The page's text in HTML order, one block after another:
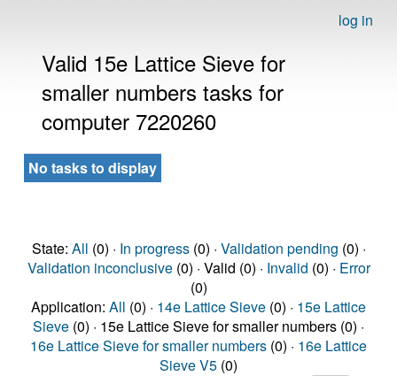
log in
Valid 15e Lattice Sieve for
smaller numbers tasks for
computer 7220260
No tasks to display
State: All (0) · In progress(0) · Validation pending (0) ·
Validation inconclusive(0) · Valid (0) · Invalid (0) · Error
(0)
Application: All (0) · 14e Lattice Sieve (0) · 15e Lattice
Sieve (0) · 15e Lattice Sieve for smaller numbers (0) ·
16e Lattice Sieve for smaller numbers (0) · 16e Lattice
Sieve V5 (0)